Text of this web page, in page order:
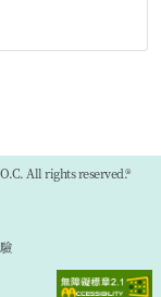
All rights reserved.®